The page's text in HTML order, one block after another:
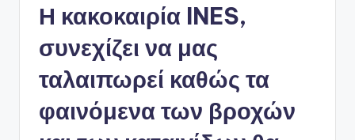
Η κακοκαιρία INES,
συνεχίζει να μας
ταλαιπωρεί καθώς τα
φαινόμενα των βροχών